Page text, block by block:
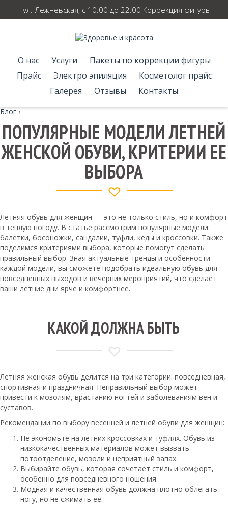
ул. Лежневская, с 10:00 до 22:00 Коррекция фигуры
О нас Услуги
Пакеты по коррекции фигуры
Прайс
Электро эпиляция
Косметолог прайс
Галерея
Отзывы Контакты
Блог ›
ПОПУЛЯРНЫЕ МОДЕЛИ ЛЕТНЕЙ
ЖЕНСКОЙ ОБУВИ, КРИТЕРИИ ЕЕ
ВЫБОРА
Летняя обувь для женщин — это не только стиль, но и комфорт
в теплую погоду. В статье рассмотрим популярные модели:
балетки, босоножки, сандалии, туфли, кеды и кроссовки. Также
поделимся критериями выбора, которые помогут сделать
правильный выбор. Зная актуальные тренды и особенности
каждой модели, вы сможете подобрать идеальную обувь для
повседневных выходов и вечерних мероприятий, что сделает
ваши летние дни ярче и комфортнее.
КАКОЙ ДОЛЖНА БЫТЬ
Летняя женская обувь делится на три категории: повседневная,
спортивная и праздничная. Неправильный выбор может
привести к мозолям, врастанию ногтей и заболеваниям вен и
суставов.
Рекомендации по выбору весенней и летней обуви для женщин:
Не экономьте на летних кроссовках и туфлях. Обувь из
низкокачественных материалов может вызвать
потоотделение, мозоли и неприятный запах.
Выбирайте обувь, которая сочетает стиль и комфорт,
особенно для повседневного ношения.
Модная и качественная обувь должна плотно облегать
ногу, но не сжимать ее.